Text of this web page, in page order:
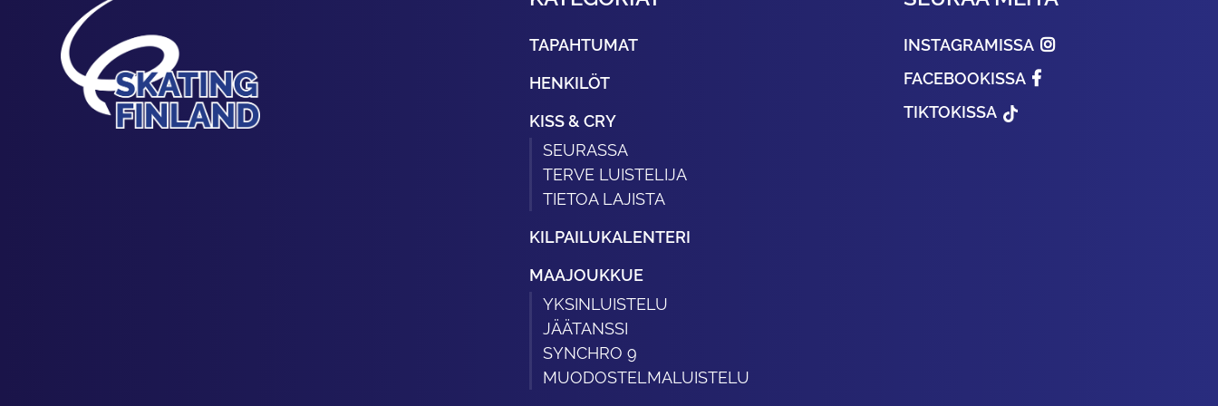
TAPAHTUMAT
HENKILÖT
KISS & CRY
SEURASSA
TERVE LUISTELIJA
TIETOA LAJISTA
KILPAILUKALENTERI
MAAJOUKKUE
YKSINLUISTELU
JÄÄTANSSI
SYNCHRO 9
MUODOSTELMALUISTELU
INSTAGRAMISSA
FACEBOOKISSA
TIKTOKISSA